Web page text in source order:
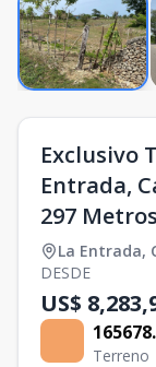
Exclusivo
Entrada,
297
La Entrada,
DESDE
US$
Terreno